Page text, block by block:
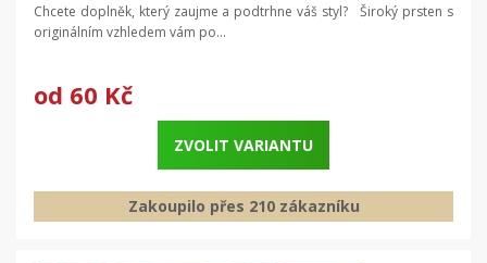
Chcete doplněk, který zaujme a podtrhne váš styl? Široký prsten s
originálním vzhledem vám po...
od 60 Kč
ZVOLIT VARIANTU
Zakoupilo přes 210 zákazníku